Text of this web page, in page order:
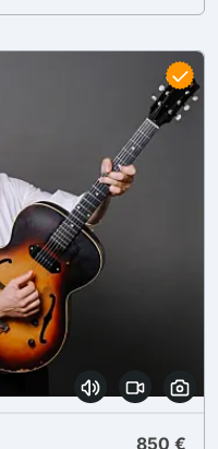
850 €